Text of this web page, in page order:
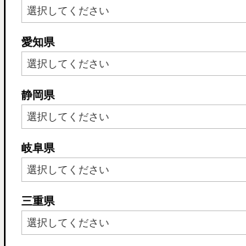
愛知県
静岡県
岐阜県
三重県